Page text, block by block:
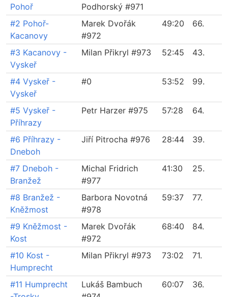
Pohoř
Podhorský #971
#2 Pohoř-
Kacanovy
Marek Dvořák
#972
49:20 66.
#3 Kacanovy -
Vyskeř
Milan Přikryl #973 52:45 43.
#4 Vyskeř -
Vyskeř
#0 53:52 99.
#5 Vyskeř -
Příhrazy
Petr Harzer #975 57:28 64.
#6 Příhrazy -
Dneboh
Jiří Pitrocha #976 28:44 39.
#7 Dneboh -
Branžež
Michal Fridrich
#977
41:30 25.
#8 Branžež -
Kněžmost
Barbora Novotná
#978
59:37 77.
#9 Kněžmost -
Kost
Marek Dvořák
#972
68:40 84.
#10 Kost -
Humprecht
Milan Přikryl #973 73:02 71.
#11 Humprecht
Lukáš Bambuch
60:07 36.